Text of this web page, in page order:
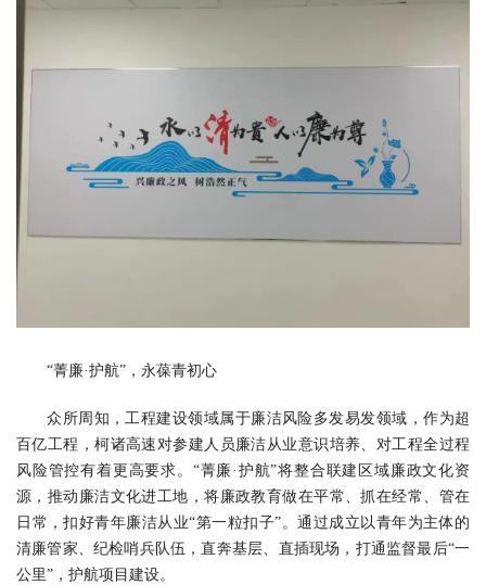
“菁廉·护航”，永葆青初心
众所周知，工程建设领域属于廉洁风险多发易发领域，作为超
百亿工程，柯诸高速对参建人员廉洁从业意识培养、对工程全过程
风险管控有着更高要求。“菁廉·护航”将整合联建区域廉政文化资
源，推动廉洁文化进工地，将廉政教育做在平常、抓在经常、管在
日常，扣好青年廉洁从业“第一粒扣子”。通过成立以青年为主体的
清廉管家、纪检哨兵队伍，直奔基层、直插现场，打通监督最后“一
公里”，护航项目建设。